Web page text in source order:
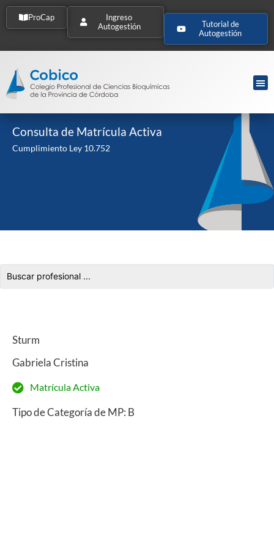
ProCap
Ingreso
Autogestión
Tutorial de
Autogestión
Consulta de Matrícula Activa
Cumplimiento Ley 10.752
Sturm
Gabriela Cristina
Matrícula Activa
Tipo de Categoría de MP: B